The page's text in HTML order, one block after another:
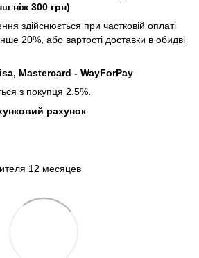
ніж 300 грн)
здійснюється при частковій оплаті
20%, або вартості доставки в обидві
Mastercard - WayForPay
з покупця 2.5%.
рахунок
12 месяцев